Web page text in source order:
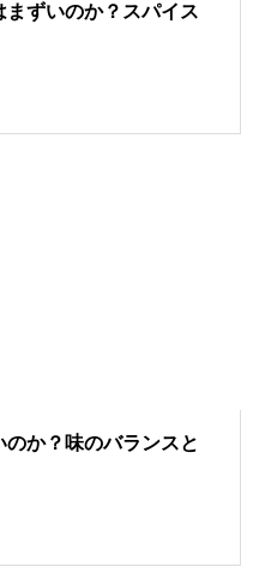
ずいのか？スパイス
か？味のバランスと